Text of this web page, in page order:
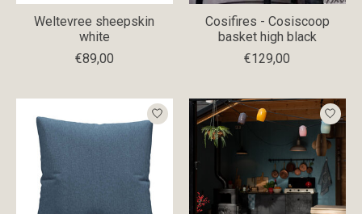
Weltevree sheepskin
white
€89,00
Cosifires - Cosiscoop
basket high black
€129,00